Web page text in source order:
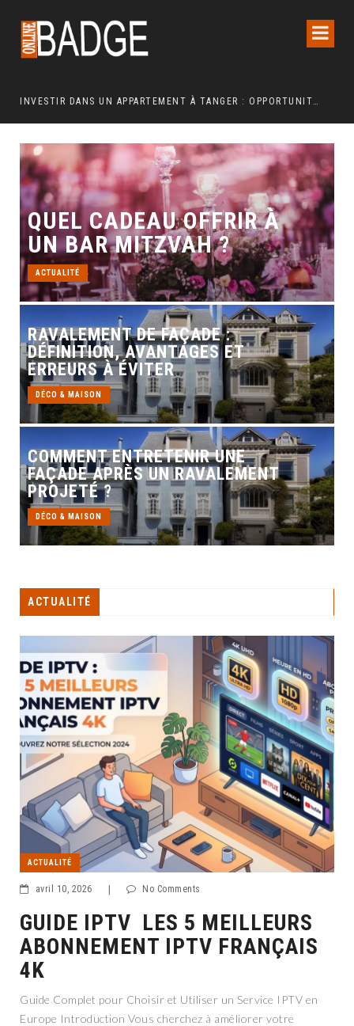
QUEL CADEAU OFFRIR À
UN BAR MITZVAH ?
ACTUALITÉ
RAVALEMENT DE FAÇADE :
DÉFINITION, AVANTAGES ET
ERREURS À ÉVITER
DÉCO & MAISON
COMMENT ENTRETENIR UNE
FAÇADE APRÈS UN RAVALEMENT
PROJETÉ ?
DÉCO & MAISON
ACTUALITÉ
ACTUALITÉ
avril 10, 2026 | No Comments
GUIDE IPTV LES 5 MEILLEURS
ABONNEMENT IPTV FRANÇAIS
4K
Guide Complet pour Choisir et Utiliser un Service IPTV en
Europe Introduction Vous cherchez à améliorer votre